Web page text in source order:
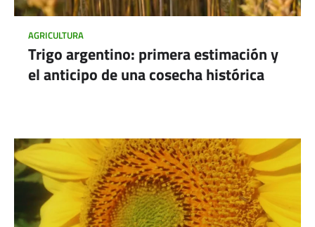
AGRICULTURA
Trigo argentino: primera estimación y
el anticipo de una cosecha histórica